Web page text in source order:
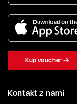
Kontakt z nami
Kup voucher